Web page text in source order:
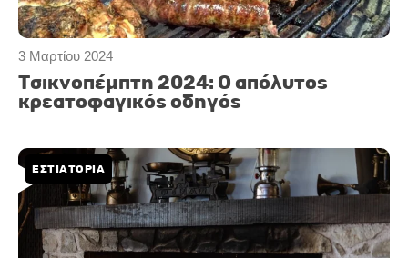
3 Μαρτίου 2024
Τσικνοπέμπτη 2024: Ο απόλυτος
κρεατοφαγικός οδηγός
ΕΣΤΙΑΤΟΡΙΑ